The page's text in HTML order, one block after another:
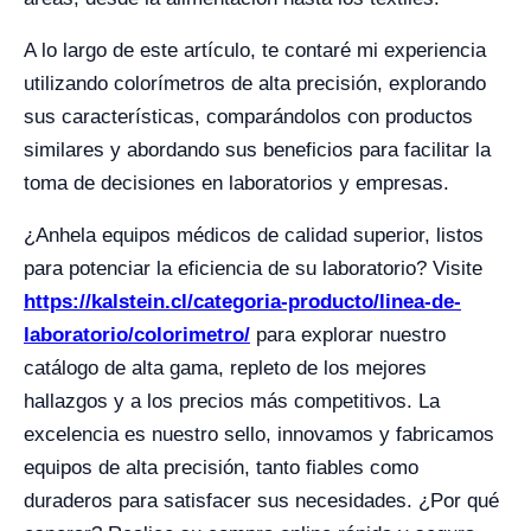
A lo largo de este artículo, te contaré mi experiencia
utilizando colorímetros de alta precisión, explorando
sus características, comparándolos con productos
similares y abordando sus beneficios para facilitar la
toma de decisiones en laboratorios y empresas.
¿Anhela equipos médicos de calidad superior, listos
para potenciar la eficiencia de su laboratorio? Visite
https://kalstein.cl/categoria-producto/linea-de-
laboratorio/colorimetro/ para explorar nuestro
catálogo de alta gama, repleto de los mejores
hallazgos y a los precios más competitivos. La
excelencia es nuestro sello, innovamos y fabricamos
equipos de alta precisión, tanto fiables como
duraderos para satisfacer sus necesidades. ¿Por qué